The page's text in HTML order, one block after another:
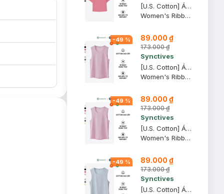
[U.S. Cotton] Áo Croptop Nữ Synctives Slim Fit, Hồng Mận, L - CWTS0014
Women's Ribbed Cropped Fitted T-shirt
-49 % 89.000 ₫
173.000 ₫
Synctives
[U.S. Cotton] Áo Tank Top Nữ Synctives Regular Fit, Hồng Phấn, XL - CWTA0004
Women's Ribbed Regular Fit Tank Top
-49 % 89.000 ₫
173.000 ₫
Synctives
[U.S. Cotton] Áo Tank Top Nữ Synctives Regular Fit, Hồng Phấn, M - CWTA0004
Women's Ribbed Regular Fit Tank Top
-49 % 89.000 ₫
173.000 ₫
Synctives
[U.S. Cotton] Áo Tank Top Nữ Synctives Regular Fit, Xám Nhạt, XS - CWTA0004